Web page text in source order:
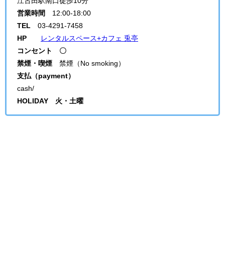
営業時間
12:00-18:00
TEL 03-4291-7458
HP
レンタルスペース+カフェ 兎亭
コンセント 〇
禁煙・喫煙 禁煙（No smoking）
支払（payment）
cash/
HOLIDAY 火・土曜